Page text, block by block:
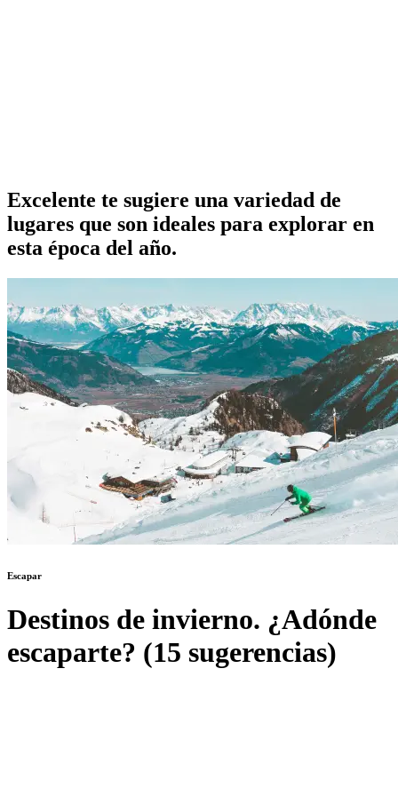
Excelente te sugiere una variedad de
lugares que son ideales para explorar en
esta época del año.
Escapar
Destinos de invierno. ¿Adónde
escaparte? (15 sugerencias)